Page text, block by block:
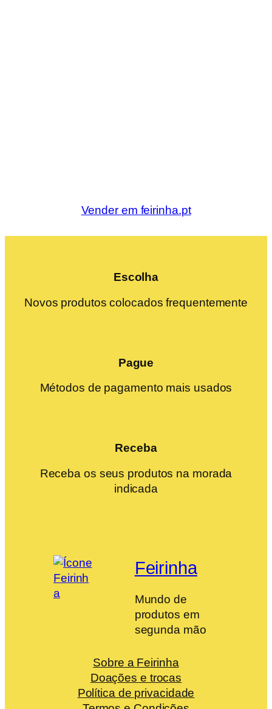
Vender em feirinha.pt
Escolha
Novos produtos colocados frequentemente
Pague
Métodos de pagamento mais usados
Receba
Receba os seus produtos na morada
indicada
Feirinha
Mundo de
produtos em
segunda mão
Sobre a Feirinha
Doações e trocas
Política de privacidade